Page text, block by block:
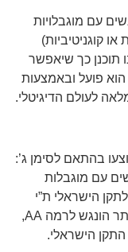
עם מוגבלויות
או קוגניטיביות)
תוכנן כך שיאפשר
פועל ובאמצעות
לעולם הדיגיטלי.
בהתאם לסימן ג’:
עם מוגבלות
נגישות לשירות) התשע”ג 2013, ולתקן הישראלי ת”י
5568 המבוסס על הנחיות WCAG 2.0. האתר הונגש לרמה AA,
הישראלי.